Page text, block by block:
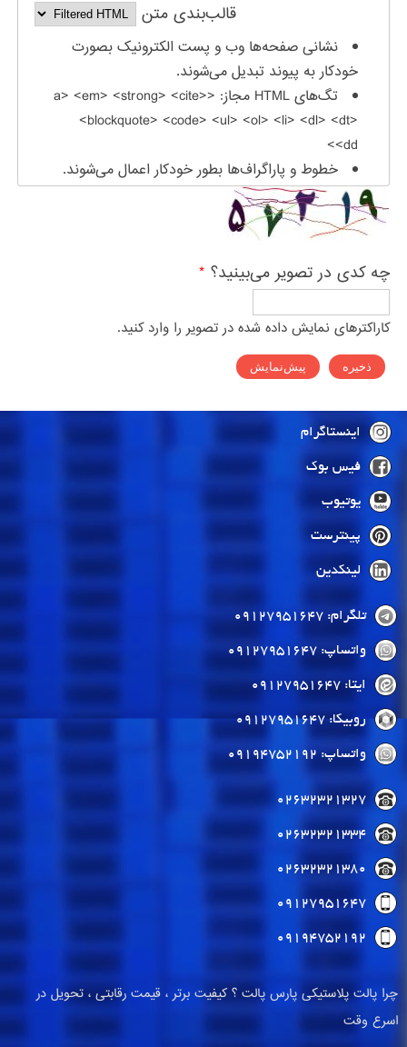
قالب‌بندی متن
نشانی صفحه‌ها وب و پست الکترونیک بصورت
خودکار به پیوند تبدیل می‌شوند.
تگ‌های HTML مجاز: <a> <em> <strong> <cite>
<blockquote> <code> <ul> <ol> <li> <dl> <dt>
<dd>
خطوط و پاراگراف‌ها بطور خودکار اعمال می‌شوند.
چه کدی در تصویر می‌بینید؟ *
کاراکترهای نمایش داده شده در تصویر را وارد کنید.
اینستاگرام
فیس بوک
یوتیوب
پینترست
لینکدین
تلگرام: 09127951647
واتساپ: 09127951647
ایتا: 09127951647
روبیکا: 09127951647
واتساپ: 09194752192
02632321327
02632321334
02632321380
09127951647
09194752192
چرا پالت پلاستیکی پارس پالت ؟ کیفیت برتر ، قیمت رقابتی ، تحویل در
اسرع وقت